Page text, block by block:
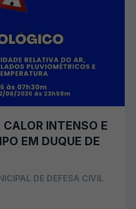
INTENSO E
EM DUQUE DE
DE DEFESA CIVIL